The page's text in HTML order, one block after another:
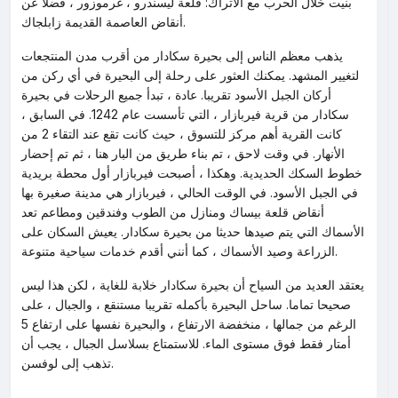
أنقاض العاصمة القديمة زابلجاك.
يذهب معظم الناس إلى بحيرة سكادار من أقرب مدن المنتجعات
لتغيير المشهد. يمكنك العثور على رحلة إلى البحيرة في أي ركن من
أركان الجبل الأسود تقريبا. عادة ، تبدأ جميع الرحلات في بحيرة
سكادار من قرية فيربازار ، التي تأسست عام 1242. في السابق ،
كانت القرية أهم مركز للتسوق ، حيث كانت تقع عند التقاء 2 من
الأنهار. في وقت لاحق ، تم بناء طريق من البار هنا ، ثم تم إحضار
خطوط السكك الحديدية. وهكذا ، أصبحت فيربازار أول محطة بريدية
في الجبل الأسود. في الوقت الحالي ، فيربازار هي مدينة صغيرة بها
أنقاض قلعة بيساك ومنازل من الطوب وفندقين ومطاعم تعد
الأسماك التي يتم صيدها حديثا من بحيرة سكادار. يعيش السكان على
الزراعة وصيد الأسماك ، كما أنني أقدم خدمات سياحية متنوعة.
يعتقد العديد من السياح أن بحيرة سكادار خلابة للغاية ، لكن هذا ليس
صحيحا تماما. ساحل البحيرة بأكمله تقريبا مستنقع ، والجبال ، على
الرغم من جمالها ، منخفضة الارتفاع ، والبحيرة نفسها على ارتفاع 5
أمتار فقط فوق مستوى الماء. للاستمتاع بسلاسل الجبال ، يجب أن
تذهب إلى لوفسن.